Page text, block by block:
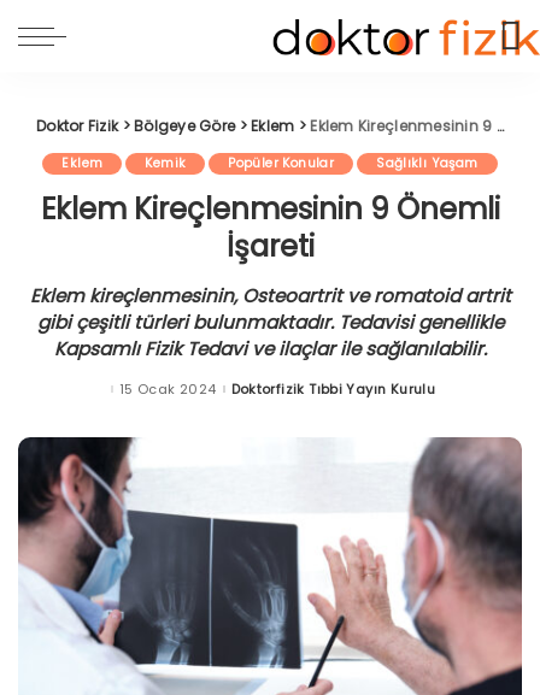
Doktor Fizik>Bölgeye Göre>Eklem > Eklem Kireçlenmesinin 9 Önemli İşareti
Eklem Kemik Popüler Konular Sağlıklı Yaşam
Eklem Kireçlenmesinin 9 Önemli
İşareti
Eklem kireçlenmesinin, Osteoartrit ve romatoid artrit
gibi çeşitli türleri bulunmaktadır. Tedavisi genellikle
Kapsamlı Fizik Tedavi ve ilaçlar ile sağlanılabilir.
15 Ocak 2024Posted
Doktorfizik Tıbbi Yayın Kurulu